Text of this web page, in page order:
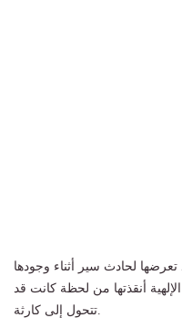
تعرضها لحادث سير أثناء وجودها
أنقذتها من لحظة كانت قد